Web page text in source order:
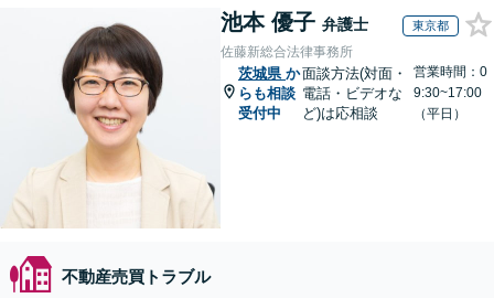
池本 優子 弁護士 東京都
佐藤新総合法律事務所
茨城県 か
らも相談
受付中
面談方法(対面・
電話・ビデオな
ど)は応相談
営業時間：0
9:30~17:00
（平日）
不動産売買トラブル